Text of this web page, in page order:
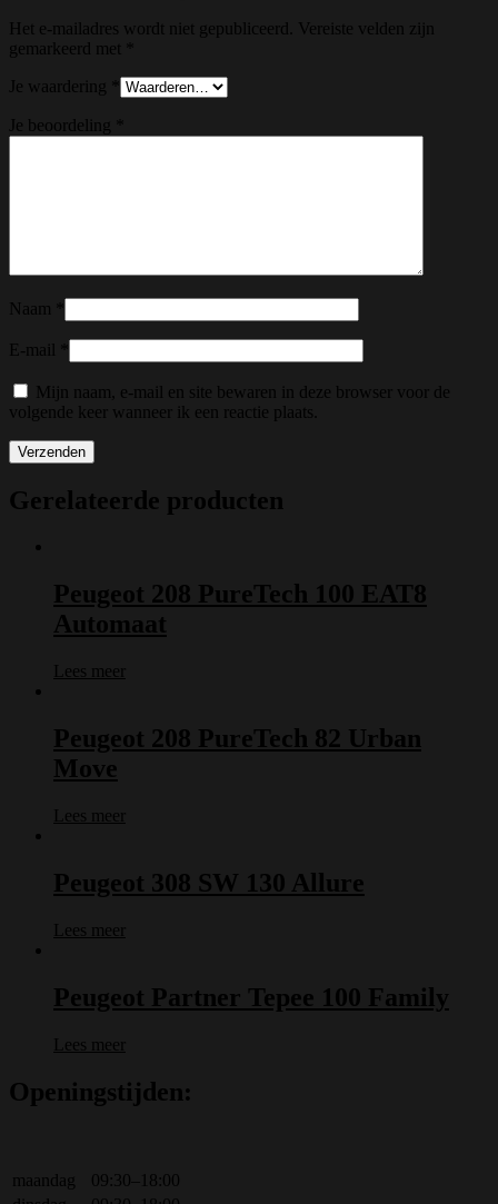
Het e-mailadres wordt niet gepubliceerd.
Vereiste velden zijn
gemarkeerd met
Je waardering
Je beoordeling
Naam
E-mail
Mijn naam, e-mail en site bewaren in deze browser voor de
volgende keer wanneer ik een reactie plaats.
Gerelateerde producten
Peugeot 208 PureTech 100 EAT8
Automaat
Lees meer
Peugeot 208 PureTech 82 Urban
Move
Lees meer
Peugeot 308 SW 130 Allure
Lees meer
Peugeot Partner Tepee 100 Family
Lees meer
Openingstijden:
maandag
09:30–18:00